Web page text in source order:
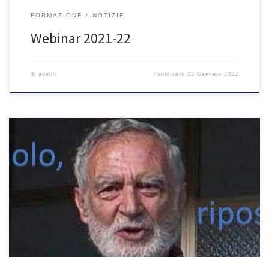
FORMAZIONE NOTIZIE
Webinar 2021-22
di admin Pubblicato 23 Gennaio 2022
E’ partito anche questo nostra grande amico. Si è spento il 12
settembre. Lo avremmo avuto con noi nei convegni del 2020 se
non ci fosse stata la pandemia. Siamo davvero affranti. Riportiamo
le prime parole del suo gruppo di ricerca napoletano “Il 12
settembre è morto il nostro maestro […]